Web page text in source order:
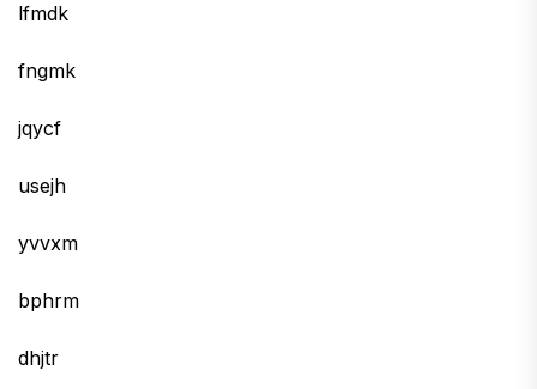
lfmdk
fngmk
jqycf
usejh
yvvxm
bphrm
dhjtr